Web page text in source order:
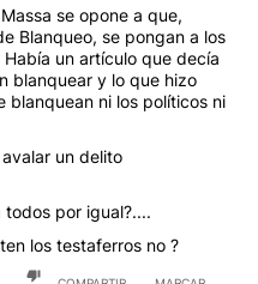
se opone a que,
Blanqueo, se pongan a los
un artículo que decía
blanquear y lo que hizo
blanquean ni los políticos ni
un delito
por igual?....
los testaferros no ?